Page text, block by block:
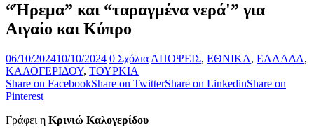
“Ήρεμα” και “ταραγμένα νερά'” για
Αιγαίο και Κύπρο
06/10/202410/10/2024 0 Σχόλια ΑΠΟΨΕΙΣ, ΕΘΝΙΚΑ, ΕΛΛΑΔΑ,
ΚΑΛΟΓΕΡΙΔΟΥ, ΤΟΥΡΚΙΑ
Share on FacebookShare on TwitterShare on LinkedinShare on
Pinterest
Γράφει η Κρινιώ Καλογερίδου